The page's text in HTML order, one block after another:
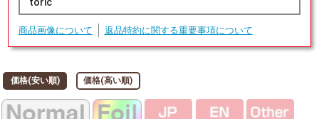
商品画像について 返品特約に関する重要事項について
価格(安い順) 価格(高い順)